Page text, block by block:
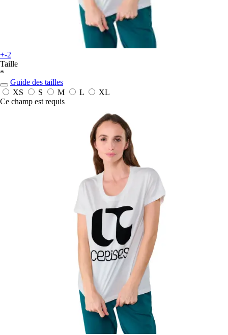
+-2
Taille
*
Guide des tailles
XS
S M L
XL
Ce champ est requis